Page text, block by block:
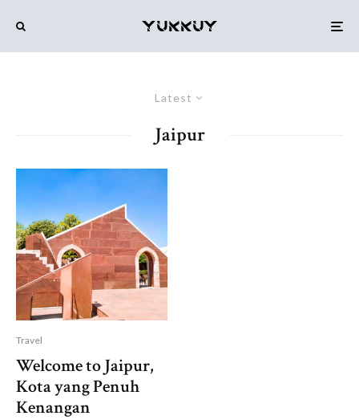
Latest
Jaipur
Travel
Welcome to Jaipur,
Kota yang Penuh
Kenangan